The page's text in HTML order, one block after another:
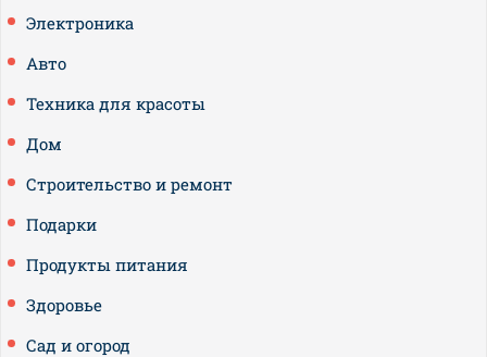
Электроника
Авто
Техника для красоты
Дом
Строительство и ремонт
Подарки
Продукты питания
Здоровье
Сад и огород